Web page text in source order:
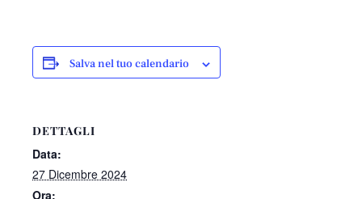
Salva nel tuo calendario
DETTAGLI
Data:
27 Dicembre 2024
Ora: